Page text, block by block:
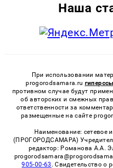
Наша
При использовании
progorodsamara.ru
противном случае будут
об авторских и смежных
ответственности за
размещенные на сайте
Наименование: сетевое
(ПРОГОРОДСАМАРА)
редактор: Романова А.А.
905-00-63 . Свидетельство о